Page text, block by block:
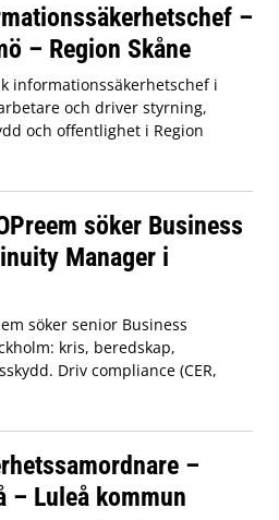
–
– Region Skåne
informationssäkerhetschef i
och driver styrning,
och offentlighet i Region
söker Business
Manager i
söker senior Business
kris, beredskap,
Driv compliance (CER,
–
– Luleå kommun